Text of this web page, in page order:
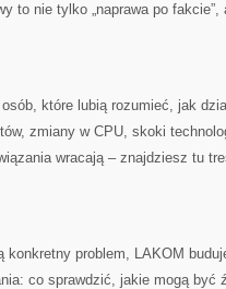
to nie tylko „naprawa po
które lubią rozumieć, jak
zmiany w CPU, skoki
wracają – znajdziesz tu
problem, LAKOM
co sprawdzić, jakie mogą być